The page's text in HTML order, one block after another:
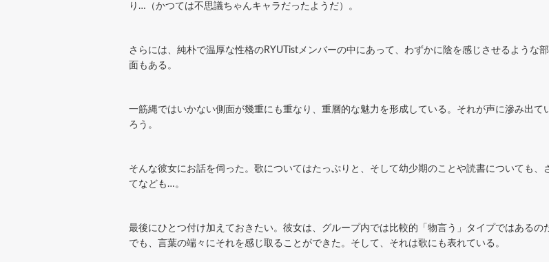
り…（かつては不思議ちゃんキャラだったようだ）。
さらには、純朴で温厚な性格のRYUTistメンバーの中にあって、わずかに陰を感じさせるような
面もある。
一筋縄ではいかない側面が幾重にも重なり、重層的な魅力を形成している。それが声に滲み出
ろう。
そんな彼女にお話を伺った。歌についてはたっぷりと、そして幼少期のことや読書についても
てなども…。
最後にひとつ付け加えておきたい。彼女は、グループ内では比較的「物言う」タイプではある
でも、言葉の端々にそれを感じ取ることができた。そして、それは歌にも表れている。